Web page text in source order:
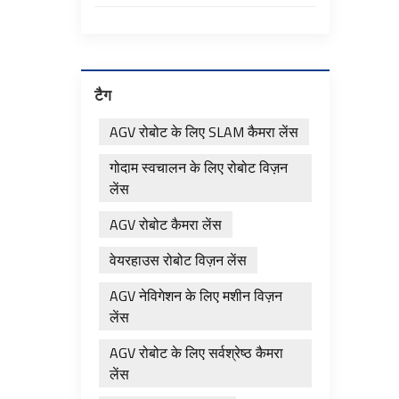
टैग
AGV रोबोट के लिए SLAM कैमरा लेंस
गोदाम स्वचालन के लिए रोबोट विज़न
लेंस
AGV रोबोट कैमरा लेंस
वेयरहाउस रोबोट विज़न लेंस
AGV नेविगेशन के लिए मशीन विज़न
लेंस
AGV रोबोट के लिए सर्वश्रेष्ठ कैमरा
लेंस